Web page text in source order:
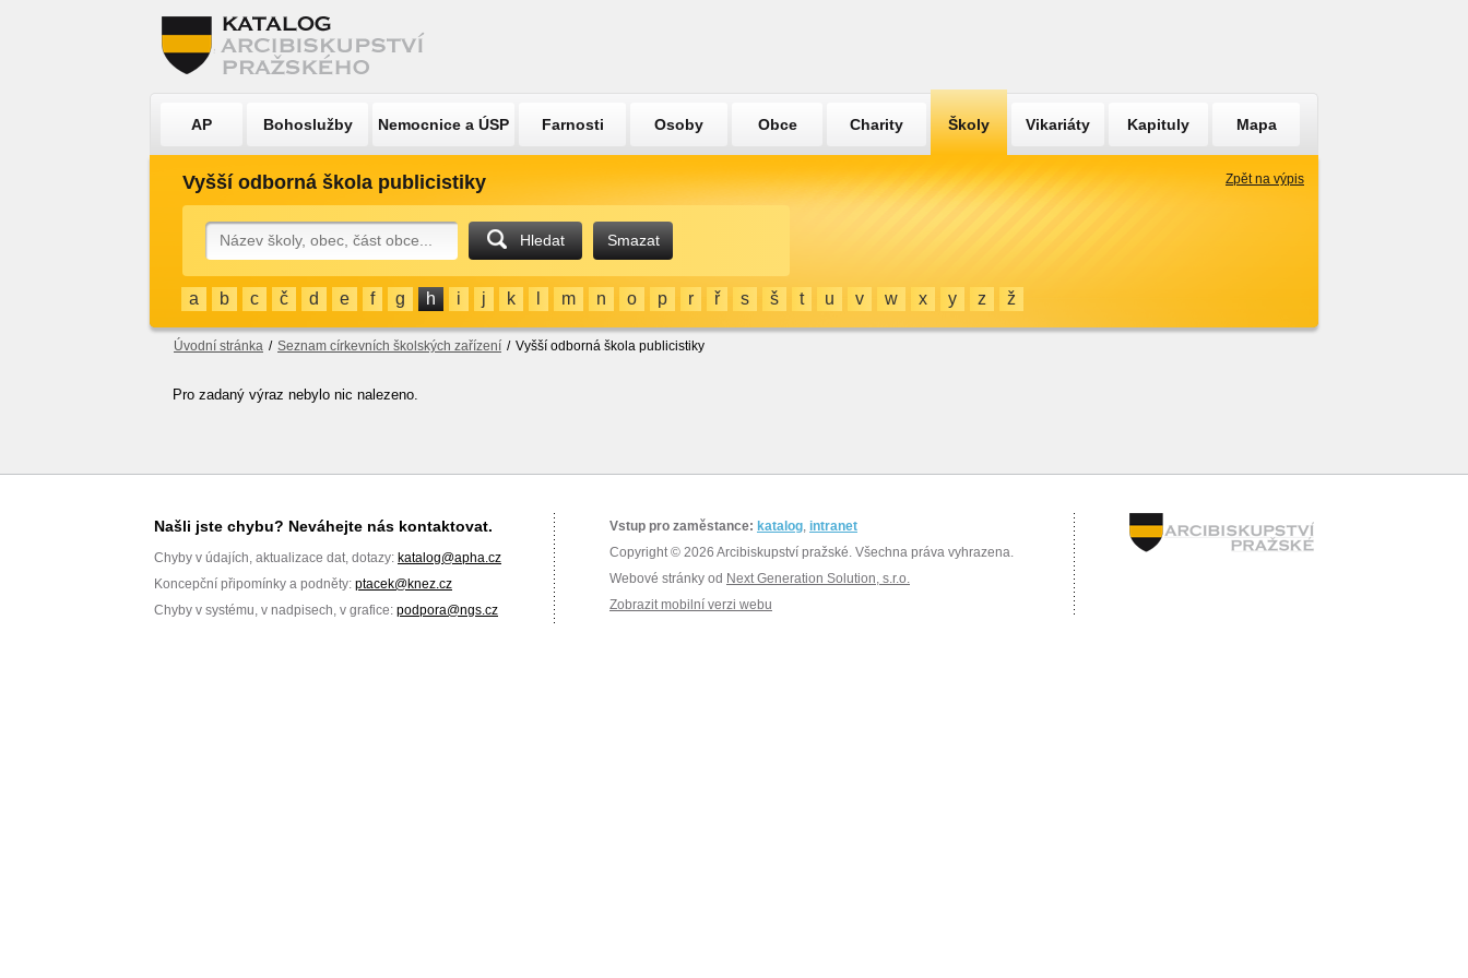
AP Bohoslužby Nemocnice a ÚSP Farnosti Osoby Obce Charity Školy Vikariáty Kapituly Mapa
Vyšší odborná škola publicistiky Zpět na výpis
Hledat Smazat
a b c č d e f g h i j k m n o p r ř s š t u v w x y z ž
Úvodní stránka / Seznam církevních školských zařízení / Vyšší odborná škola publicistiky
Pro zadaný výraz nebylo nic nalezeno.
Našli jste chybu? Neváhejte nás kontaktovat.
Chyby v údajích, aktualizace dat, dotazy: katalog@apha.cz
Koncepční připomínky a podněty: ptacek@knez.cz
Chyby v systému, v nadpisech, v grafice: podpora@ngs.cz
Vstup pro zaměstance: katalog, intranet
Copyright © 2026 Arcibiskupství pražské. Všechna práva vyhrazena.
Webové stránky od Next Generation Solution, s.r.o.
Zobrazit mobilní verzi webu